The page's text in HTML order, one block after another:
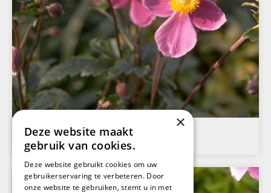
Herfstanemoon
Anemone hupehensis
×
Deze website maakt
gebruik van cookies.
Deze website gebruikt cookies om uw
gebruikerservaring te verbeteren. Door
onze website te gebruiken, stemt u in met